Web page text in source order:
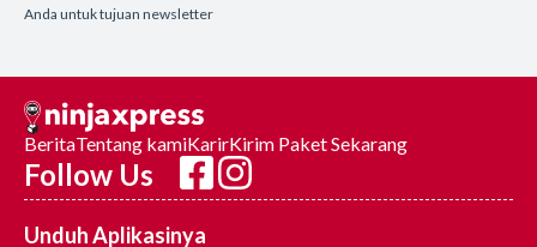
Anda untuk tujuan newsletter
BeritaTentang kamiKarirKirim Paket Sekarang
Follow Us
Unduh Aplikasinya